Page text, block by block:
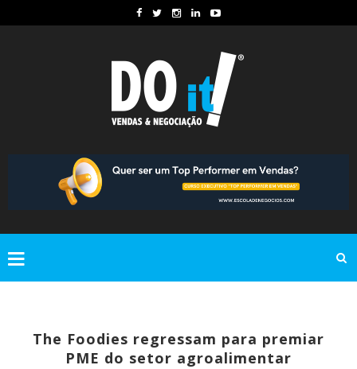
The Foodies regressam para premiar
PME do setor agroalimentar